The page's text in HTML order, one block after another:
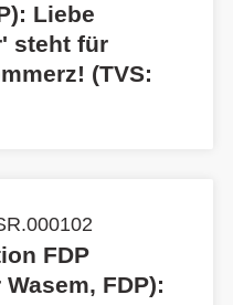
Liebe
steht für
(TVS:
FDP
FDP):